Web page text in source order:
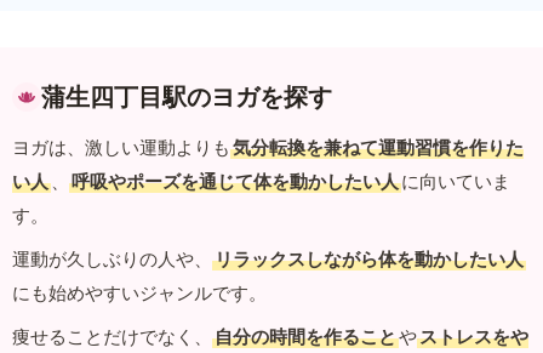
蒲生四丁目駅のヨガを探す
ヨガは、激しい運動よりも 気分転換を兼ねて運動習慣を作りた
い人 、 呼吸やポーズを通じて体を動かしたい人に向いていま
す。
運動が久しぶりの人や、
リラックスしながら体を動かしたい人
にも始めやすいジャンルです。
痩せることだけでなく、
自分の時間を作ることやストレスをや